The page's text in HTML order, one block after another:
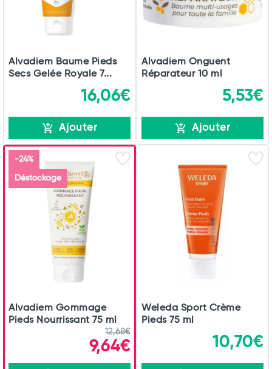
Alvadiem Baume Pieds
Secs Gelée Royale 7...
16,06€
Ajouter
Alvadiem Onguent
Réparateur 10 ml
5,53€
Ajouter
-24%
Déstockage
Alvadiem Gommage
Pieds Nourrissant 75 ml
12,68€
9,64€
Weleda Sport Crème
Pieds 75 ml
10,70€